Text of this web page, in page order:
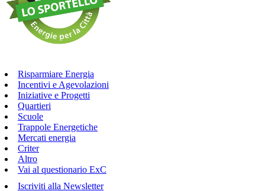
Risparmiare Energia
Incentivi e Agevolazioni
Iniziative e Progetti
Quartieri
Scuole
Trappole Energetiche
Mercati energia
Criter
Altro
Vai al questionario ExC
Iscriviti alla Newsletter